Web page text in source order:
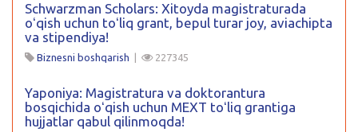
Schwarzman Scholars: Xitoyda magistraturada
oʻqish uchun toʻliq grant, bepul turar joy, aviachipta
va stipendiya!
Biznesni boshqarish 227345
Yaponiya: Magistratura va doktorantura
bosqichida oʻqish uchun MEXT toʻliq grantiga
hujjatlar qabul qilinmoqda!